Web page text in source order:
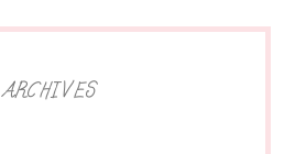
ARCHIVES